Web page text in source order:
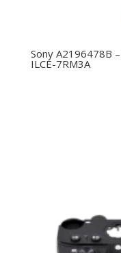
Sony A2196478B
ILCE-7RM3A